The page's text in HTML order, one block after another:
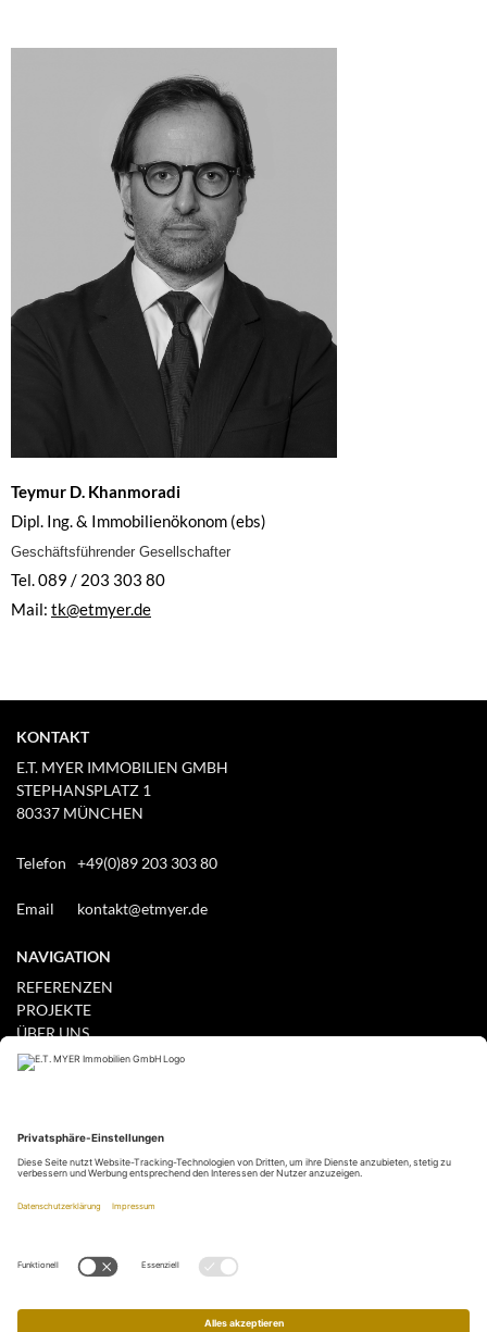
Teymur D. Khanmoradi
Dipl. Ing. & Immobilienökonom (ebs)
Geschäftsführender Gesellschafter
Tel. 089 / 203 303 80
Mail: tk@etmyer.de
KONTAKT
E.T. MYER IMMOBILIEN GMBH
STEPHANSPLATZ 1
80337 MÜNCHEN
Telefon +49(0)89 203 303 80
Email kontakt@etmyer.de
NAVIGATION
REFERENZEN
PROJEKTE
ÜBER UNS
PRESSE
GEWERBE MIETEN / KAUFEN
WOHNEN MIETEN / KAUFEN
IHR ANGEBOT GEWERBE
THE FLUSHING MEADOWS